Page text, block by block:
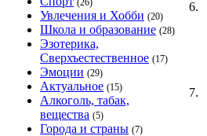
(26)
Увлечения и Хобби (20)
Школа и образование (28)
Эзотерика,
Сверхъестественное (17)
Эмоции (29)
Актуальное (15)
Алкоголь, табак,
вещества (5)
Города и страны (7)
6.
7.